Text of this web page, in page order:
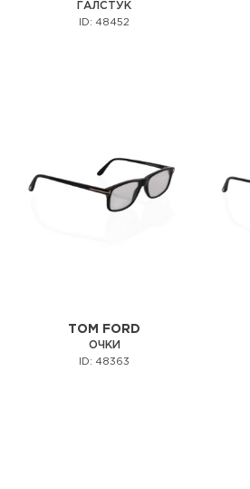
ГАЛСТУК
ID: 48452
TOM FORD
ОЧКИ
ID: 48363